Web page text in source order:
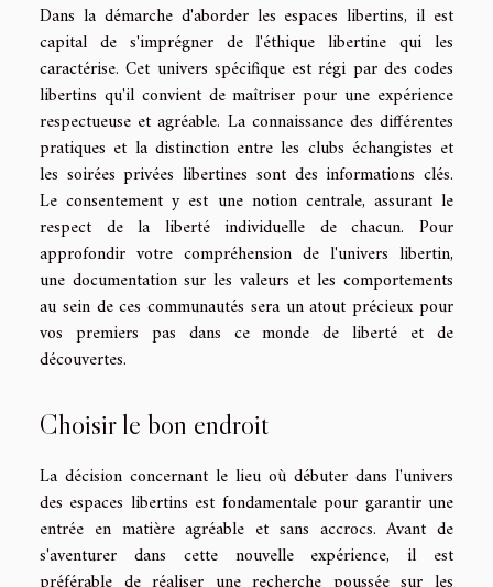
Dans la démarche d'aborder les espaces libertins, il est
capital de s'imprégner de l'éthique libertine qui les
caractérise. Cet univers spécifique est régi par des codes
libertins qu'il convient de maîtriser pour une expérience
respectueuse et agréable. La connaissance des différentes
pratiques et la distinction entre les clubs échangistes et
les soirées privées libertines sont des informations clés.
Le consentement y est une notion centrale, assurant le
respect de la liberté individuelle de chacun. Pour
approfondir votre compréhension de l'univers libertin,
une documentation sur les valeurs et les comportements
au sein de ces communautés sera un atout précieux pour
vos premiers pas dans ce monde de liberté et de
découvertes.
Choisir le bon endroit
La décision concernant le lieu où débuter dans l'univers
des espaces libertins est fondamentale pour garantir une
entrée en matière agréable et sans accrocs. Avant de
s'aventurer dans cette nouvelle expérience, il est